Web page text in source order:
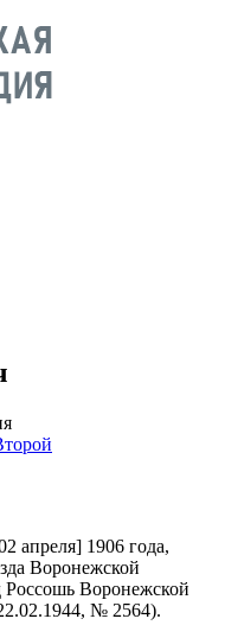
апреля] 1906 года,
Воронежской
Россошь Воронежской
№ 2564).